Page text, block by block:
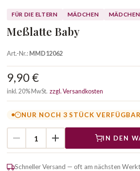
FÜR DIE ELTERN MÄDCHEN MÄDCHEN
Meßlatte Baby
Art.-Nr.:MMD12062
9,90 €
inkl. 20% MwSt. zzgl. Versandkosten
NUR NOCH 3 STÜCK VERFÜGBAR
IN DEN
Schneller Versand — oft am nächsten